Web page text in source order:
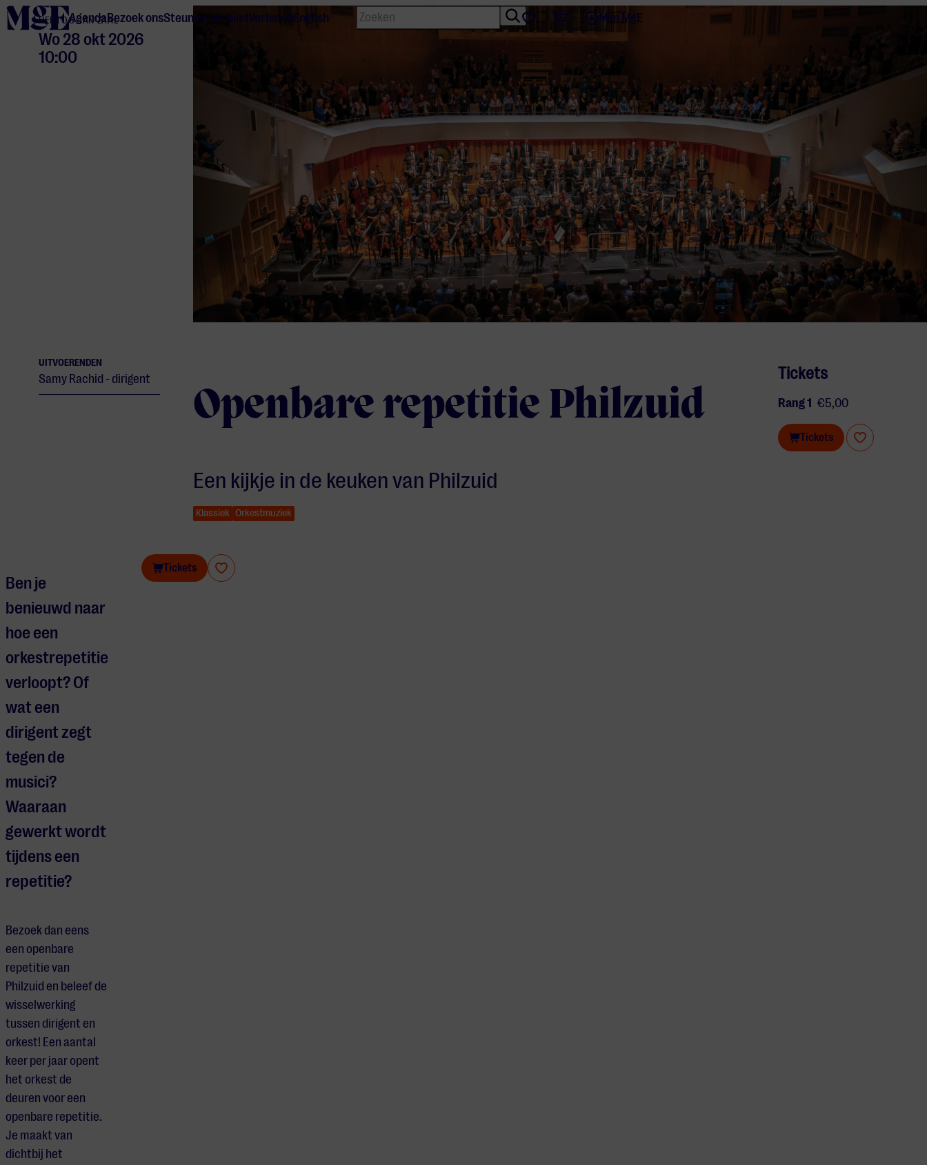
home
AgendaBezoek onsSteun en verbind Verhalen English Zoeken FavorietenTicketsMijn MgE
HERTOG JAN ZAAL
Wo 28 okt 2026
10:00
UITVOERENDEN
Samy Rachid - dirigent
Openbare repetitie Philzuid
Een kijkje in de keuken van Philzuid
Klassiek Orkestmuziek
Tickets
Rang 1 €5,00
Tickets
Tickets
Ben je
benieuwd naar
hoe een
orkestrepetitie
verloopt? Of
wat een
dirigent zegt
tegen de
musici?
Waaraan
gewerkt wordt
tijdens een
repetitie?
Bezoek dan eens
een openbare
repetitie van
Philzuid en beleef de
wisselwerking
tussen dirigent en
orkest! Een aantal
keer per jaar opent
het orkest de
deuren voor een
openbare repetitie.
Je maakt van
dichtbij het